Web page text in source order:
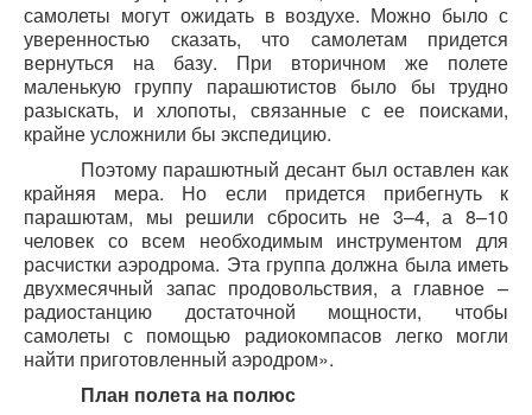
самолеты могут ожидать в воздухе. Можно было с
уверенностью сказать, что самолетам придется
вернуться на базу. При вторичном же полете
маленькую группу парашютистов было бы трудно
разыскать, и хлопоты, связанные с ее поисками,
крайне усложнили бы экспедицию.
Поэтому парашютный десант был оставлен как
крайняя мера. Но если придется прибегнуть к
парашютам, мы решили сбросить не 3–4, а 8–10
человек со всем необходимым инструментом для
расчистки аэродрома. Эта группа должна была иметь
двухмесячный запас продовольствия, а главное –
радиостанцию достаточной мощности, чтобы
самолеты с помощью радиокомпасов легко могли
найти приготовленный аэродром».
План полета на полюс